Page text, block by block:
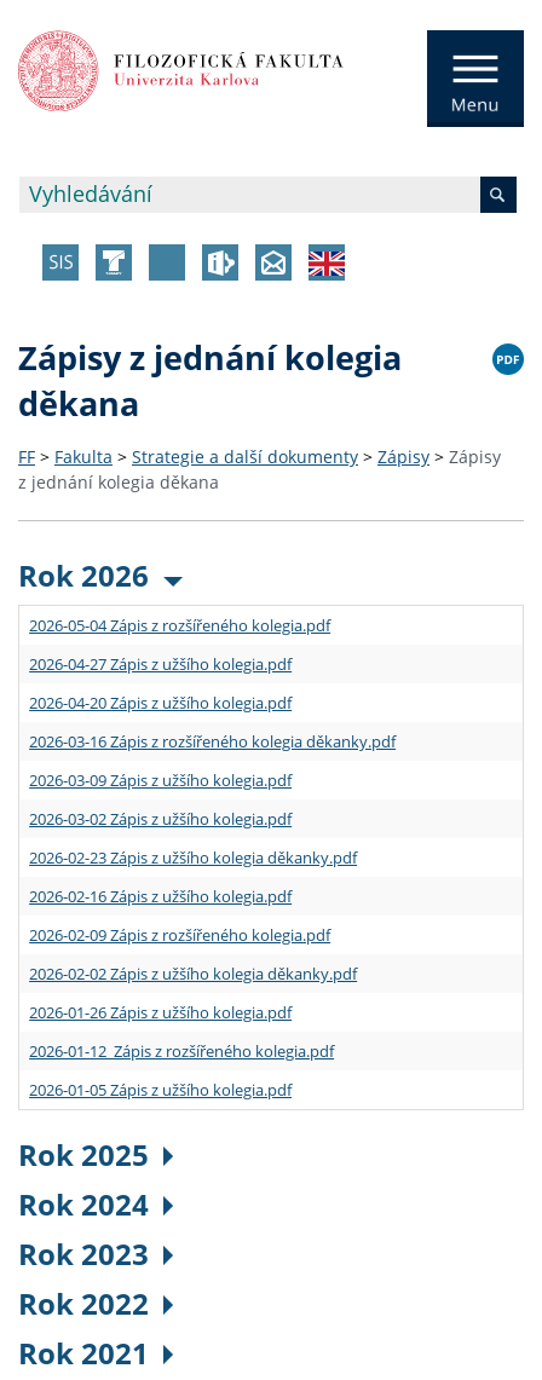
Zápisy z jednání kolegia
děkana
FF > Fakulta > Strategie a další dokumenty > Zápisy > Zápisy
z jednání kolegia děkana
Rok 2026
2026-05-04 Zápis z rozšířeného kolegia.pdf
2026-04-27 Zápis z užšího kolegia.pdf
2026-04-20 Zápis z užšího kolegia.pdf
2026-03-16 Zápis z rozšířeného kolegia děkanky.pdf
2026-03-09 Zápis z užšího kolegia.pdf
2026-03-02 Zápis z užšího kolegia.pdf
2026-02-23 Zápis z užšího kolegia děkanky.pdf
2026-02-16 Zápis z užšího kolegia.pdf
2026-02-09 Zápis z rozšířeného kolegia.pdf
2026-02-02 Zápis z užšího kolegia děkanky.pdf
2026-01-26 Zápis z užšího kolegia.pdf
2026-01-12 Zápis z rozšířeného kolegia.pdf
2026-01-05 Zápis z užšího kolegia.pdf
Rok 2025
Rok 2024
Rok 2023
Rok 2022
Rok 2021